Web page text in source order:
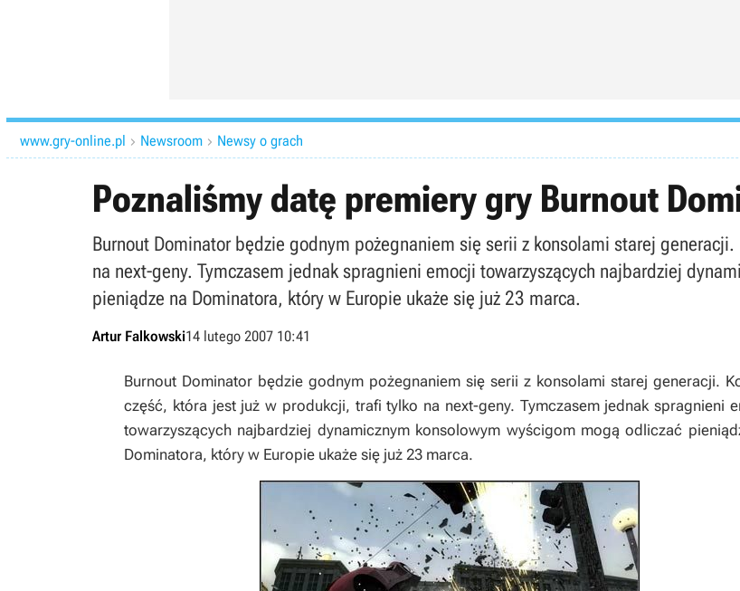
www.gry-online.pl  Newsroom  Newsy o grach
Poznaliśmy datę premiery gry Burnout
Burnout Dominator będzie godnym pożegnaniem się serii z konsolami starej
na next-geny. Tymczasem jednak spragnieni emocji towarzyszących najbardziej
pieniądze na Dominatora, który w Europie ukaże się już 23 marca.
Artur Falkowski14 lutego 2007 10:41
Burnout Dominator będzie godnym pożegnaniem się serii z konsolami starej generacji.
część, która jest już w produkcji, trafi tylko na next-geny. Tymczasem jednak spragnieni
towarzyszących najbardziej dynamicznym konsolowym wyścigom mogą odliczać
Dominatora, który w Europie ukaże się już 23 marca.